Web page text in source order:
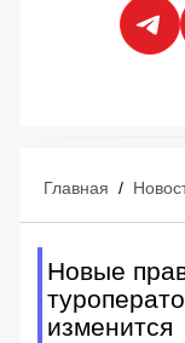
Главная /
Новые
изменится